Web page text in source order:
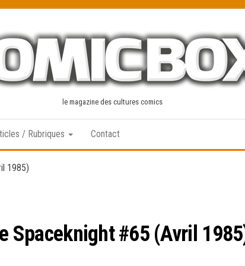
le magazine des cultures comics
/ Rubriques Contact
1985)
Spaceknight #65 (Avril